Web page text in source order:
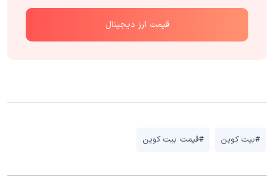
قیمت ارز دیجیتال
#بیت کوین #قیمت بیت کوین